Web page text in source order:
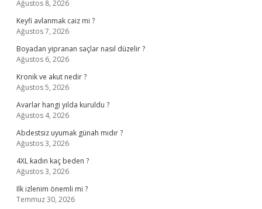
Ağustos 8, 2026
Keyfi avlanmak caiz mi ?
Ağustos 7, 2026
Boyadan yipranan saçlar nasıl düzelir ?
Ağustos 6, 2026
Kronik ve akut nedir ?
Ağustos 5, 2026
Avarlar hangi yılda kuruldu ?
Ağustos 4, 2026
Abdestsiz uyumak günah mıdır ?
Ağustos 3, 2026
4XL kadın kaç beden ?
Ağustos 3, 2026
Ilk izlenim önemli mi ?
Temmuz 30, 2026